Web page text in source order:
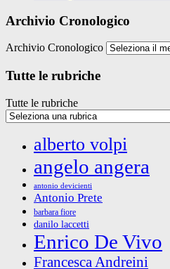
Archivio Cronologico
Archivio Cronologico
Tutte le rubriche
Tutte le rubriche
alberto volpi
angelo angera
antonio devicienti
Antonio Prete
barbara fiore
danilo laccetti
Enrico De Vivo
Francesca Andreini